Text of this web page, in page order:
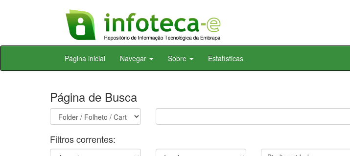
Skip
Página inicial Navegar Sobre Estatísticas
Página de Busca
Filtros correntes: